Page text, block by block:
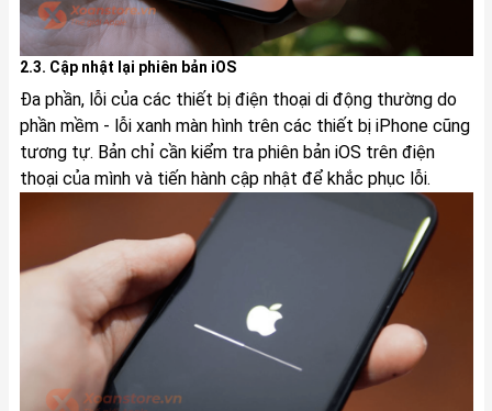
2.3. Cập nhật lại phiên bản iOS
Đa phần, lỗi của các thiết bị điện thoại di động thường do
phần mềm - lỗi xanh màn hình trên các thiết bị iPhone cũng
tương tự. Bản chỉ cần kiểm tra phiên bản iOS trên điện
thoại của mình và tiến hành cập nhật để khắc phục lỗi.